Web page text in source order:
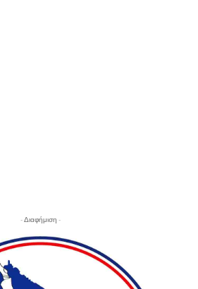
- Διαφήμιση -